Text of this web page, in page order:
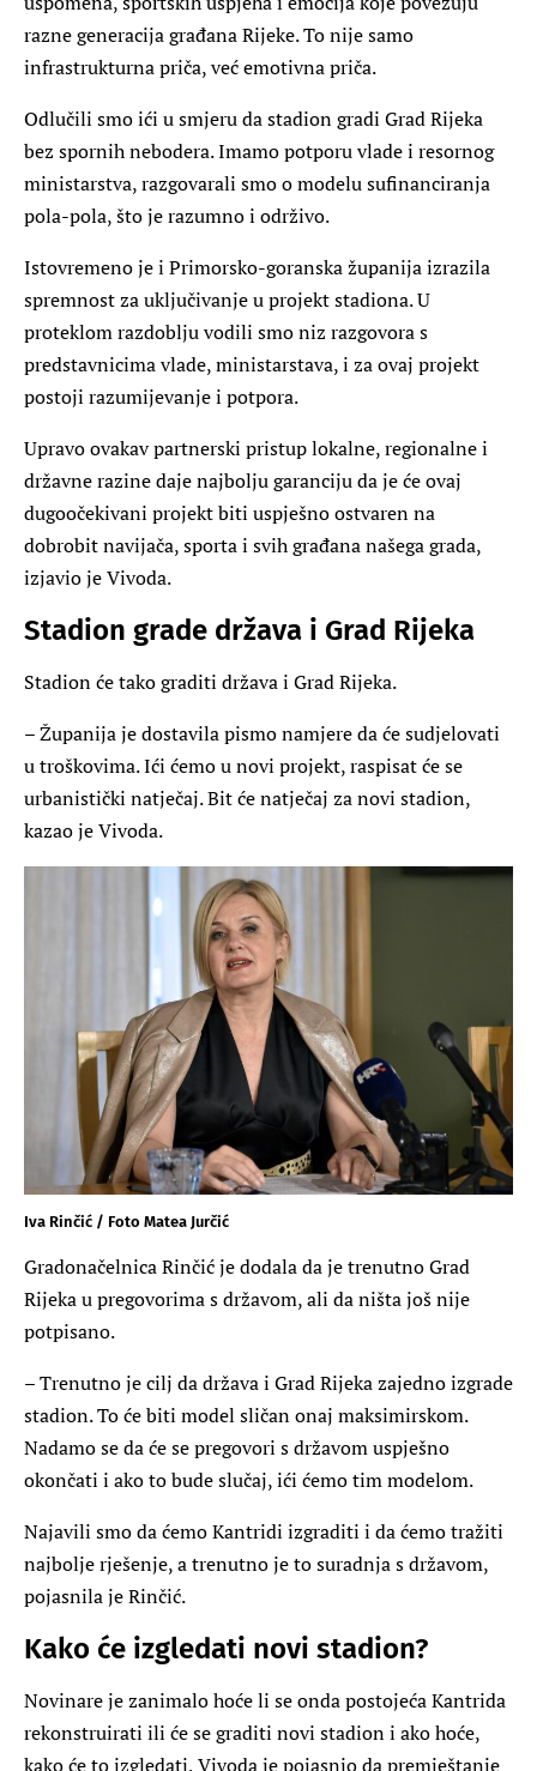
razne generacija građana Rijeke. To nije samo
infrastrukturna priča, već emotivna priča.
Odlučili smo ići u smjeru da stadion gradi Grad Rijeka
bez spornih nebodera. Imamo potporu vlade i resornog
ministarstva, razgovarali smo o modelu sufinanciranja
pola-pola, što je razumno i održivo.
Istovremeno je i Primorsko-goranska županija izrazila
spremnost za uključivanje u projekt stadiona. U
proteklom razdoblju vodili smo niz razgovora s
predstavnicima vlade, ministarstava, i za ovaj projekt
postoji razumijevanje i potpora.
Upravo ovakav partnerski pristup lokalne, regionalne i
državne razine daje najbolju garanciju da je će ovaj
dugoočekivani projekt biti uspješno ostvaren na
dobrobit navijača, sporta i svih građana našega grada,
izjavio je Vivoda.
Stadion grade država i Grad Rijeka
Stadion će tako graditi država i Grad Rijeka.
– Županija je dostavila pismo namjere da će sudjelovati
u troškovima. Ići ćemo u novi projekt, raspisat će se
urbanistički natječaj. Bit će natječaj za novi stadion,
kazao je Vivoda.
Iva Rinčić / Foto Matea Jurčić
Gradonačelnica Rinčić je dodala da je trenutno Grad
Rijeka u pregovorima s državom, ali da ništa još nije
potpisano.
– Trenutno je cilj da država i Grad Rijeka zajedno izgrade
stadion. To će biti model sličan onaj maksimirskom.
Nadamo se da će se pregovori s državom uspješno
okončati i ako to bude slučaj, ići ćemo tim modelom.
Najavili smo da ćemo Kantridi izgraditi i da ćemo tražiti
najbolje rješenje, a trenutno je to suradnja s državom,
pojasnila je Rinčić.
Kako će izgledati novi stadion?
Novinare je zanimalo hoće li se onda postojeća Kantrida
rekonstruirati ili će se graditi novi stadion i ako hoće,
kako će to izgledati, Vivoda je pojasnio da premještanje